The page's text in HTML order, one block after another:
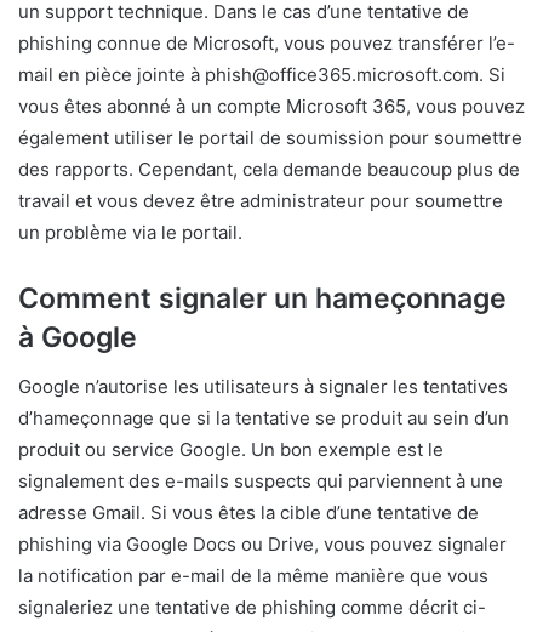
un support technique. Dans le cas d’une tentative de
phishing connue de Microsoft, vous pouvez transférer l’e-
mail en pièce jointe à phish@office365.microsoft.com. Si
vous êtes abonné à un compte Microsoft 365, vous pouvez
également utiliser le portail de soumission pour soumettre
des rapports. Cependant, cela demande beaucoup plus de
travail et vous devez être administrateur pour soumettre
un problème via le portail.
Comment signaler un hameçonnage
à Google
Google n’autorise les utilisateurs à signaler les tentatives
d’hameçonnage que si la tentative se produit au sein d’un
produit ou service Google. Un bon exemple est le
signalement des e-mails suspects qui parviennent à une
adresse Gmail. Si vous êtes la cible d’une tentative de
phishing via Google Docs ou Drive, vous pouvez signaler
la notification par e-mail de la même manière que vous
signaleriez une tentative de phishing comme décrit ci-